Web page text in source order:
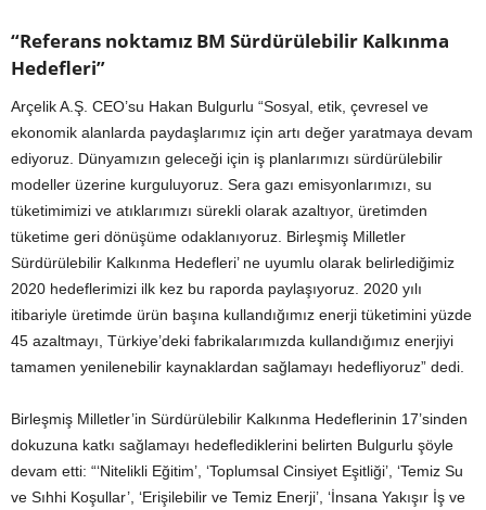
“Referans noktamız BM Sürdürülebilir Kalkınma
Hedefleri”
Arçelik A.Ş. CEO’su Hakan Bulgurlu “Sosyal, etik, çevresel ve
ekonomik alanlarda paydaşlarımız için artı değer yaratmaya devam
ediyoruz. Dünyamızın geleceği için iş planlarımızı sürdürülebilir
modeller üzerine kurguluyoruz. Sera gazı emisyonlarımızı, su
tüketimimizi ve atıklarımızı sürekli olarak azaltıyor, üretimden
tüketime geri dönüşüme odaklanıyoruz. Birleşmiş Milletler
Sürdürülebilir Kalkınma Hedefleri’ ne uyumlu olarak belirlediğimiz
2020 hedeflerimizi ilk kez bu raporda paylaşıyoruz. 2020 yılı
itibariyle üretimde ürün başına kullandığımız enerji tüketimini yüzde
45 azaltmayı, Türkiye’deki fabrikalarımızda kullandığımız enerjiyi
tamamen yenilenebilir kaynaklardan sağlamayı hedefliyoruz” dedi.
Birleşmiş Milletler’in Sürdürülebilir Kalkınma Hedeflerinin 17’sinden
dokuzuna katkı sağlamayı hedeflediklerini belirten Bulgurlu şöyle
devam etti: “‘Nitelikli Eğitim’, ‘Toplumsal Cinsiyet Eşitliği’, ‘Temiz Su
ve Sıhhi Koşullar’, ‘Erişilebilir ve Temiz Enerji’, ‘İnsana Yakışır İş ve